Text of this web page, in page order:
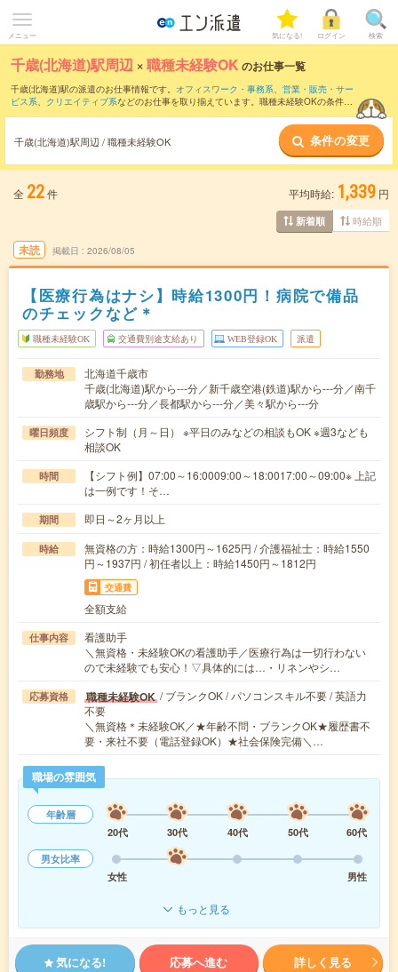
メニュー 気になる! ログイン 検索
千歳(北海道)駅周辺 ×職種未経験OK のお仕事一覧
千歳(北海道)駅の派遣のお仕事情報です。 オフィスワーク・事務系、 営業・販売・サー
ビス系、 クリエイティブ系などのお仕事を取り揃えています。職種未経験OKの条件の
千歳(北海道)駅周辺 / 職種未経験OK 条件の変更
全 22件 平均時給: 1,339 円
新着順 時給順
未読 掲載日 2026/08/05
【医療行為はナシ】時給1300円！病院で備品
のチェックなど＊
職種未経験OK 交通費別途支給あり WEB登録OK 派遣
勤務地
北海道千歳市
千歳(北海道)駅から---分／新千歳空港(鉄道)駅から---分／南千
歳駅から---分／長都駅から---分／美々駅から---分
曜日頻度
シフト制（月～日） ※平日のみなどの相談もOK ※週3なども
相談OK
時間
【シフト例】07:00～16:0009:00～18:0017:00～09:00※ 上記
は一例です！そ…
期間 即日～2ヶ月以上
時給
無資格の方：時給1300円～1625円 / 介護福祉士：時給1550
円～1937円 / 初任者以上：時給1450円～1812円
交通費
全額支給
仕事内容
看護助手
＼無資格・未経験OKの看護助手／医療行為は一切行わない
ので未経験でも安心！▽具体的には…・リネンやシ…
応募資格 職種未経験OK / ブランクOK / パソコンスキル不要 / 英語力
不要
＼無資格＊未経験OK／★年齢不問・ブランクOK★履歴書不
要・来社不要（電話登録OK）★社会保険完備＼…
職場の雰囲気
年齢層
20代
30代 40代 50代
60代
男女比率
女性
男性
もっと見る
気になる! 応募へ進む 詳しく見る